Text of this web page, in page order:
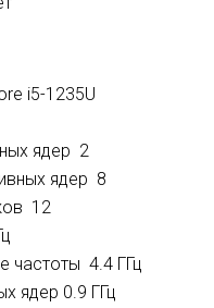
i5-1235U
ядер 2
ядер 8
12
частоты 4.4 ГГц
ядер 0.9 ГГц